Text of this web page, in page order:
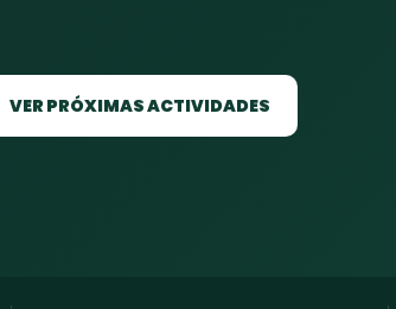
VER PRÓXIMAS ACTIVIDADES